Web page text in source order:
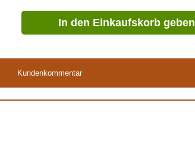
In den Einkaufskorb geben
Kundenkommentar